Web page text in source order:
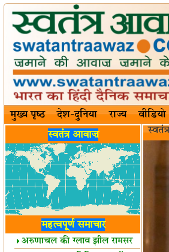
मुख्य पृष्ठ देश-दुनिया राज्य वीडियो
स्वतंत्र आवाज़
महत्वपूर्ण समाचार
अरुणाचल की ग्लाव झील रामसर